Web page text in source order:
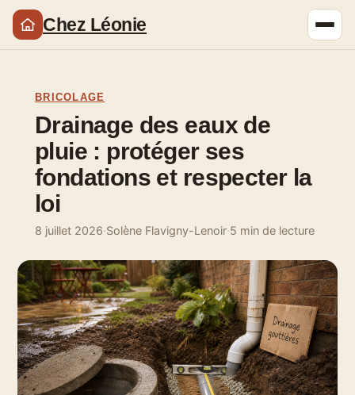
Chez Léonie
BRICOLAGE
Drainage des eaux de
pluie : protéger ses
fondations et respecter la
loi
8 juillet 2026·Solène Flavigny-Lenoir·5 min de lecture